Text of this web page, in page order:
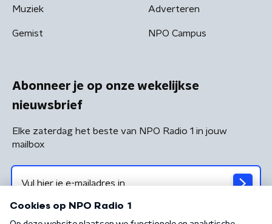
Muziek
Gemist
Adverteren
NPO Campus
Abonneer je op onze wekelijkse
nieuwsbrief
Elke zaterdag het beste van NPO Radio 1 in jouw
mailbox